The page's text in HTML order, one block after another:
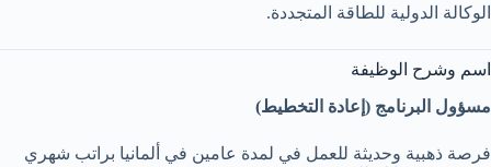
الوكالة الدولية للطاقة المتجددة.
اسم وشرح الوظيفة
مسؤول البرنامج (إعادة التخطيط)
فرصة ذهبية وحديثة للعمل في لمدة عامين في ألمانيا براتب شهري